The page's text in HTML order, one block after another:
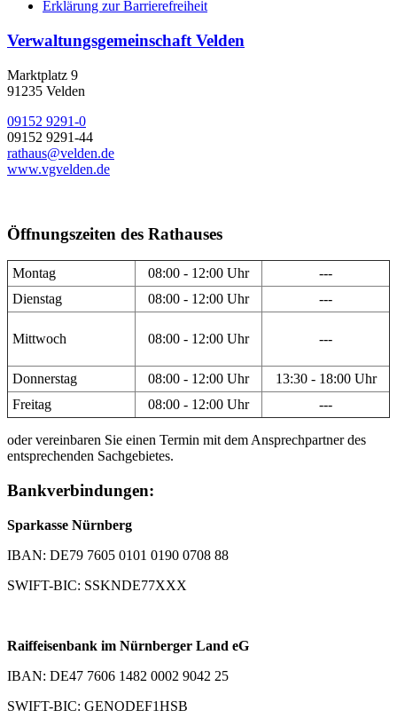
Erklärung zur Barrierefreiheit
Verwaltungsgemeinschaft Velden
Marktplatz 9
91235 Velden
09152 9291-0
09152 9291-44
rathaus@velden.de
www.vgvelden.de
Öffnungszeiten des Rathauses
Montag 08:00 - 12:00 Uhr
---
Dienstag
08:00 - 12:00 Uhr ---
Mittwoch 08:00 - 12:00 Uhr ---
Donnerstag 08:00 - 12:00 Uhr
13:30 - 18:00 Uhr
Freitag
08:00 - 12:00 Uhr ---
oder vereinbaren Sie einen Termin mit dem Ansprechpartner des
entsprechenden Sachgebietes.
Bankverbindungen:
Sparkasse Nürnberg
IBAN: DE79 7605 0101 0190 0708 88
SWIFT-BIC: SSKNDE77XXX
Raiffeisenbank im Nürnberger Land eG
IBAN: DE47 7606 1482 0002 9042 25
SWIFT-BIC: GENODEF1HSB